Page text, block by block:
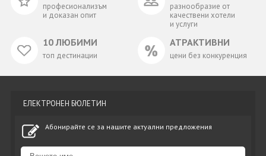
професионализъм
и доказан опит
разнообразие от
качествени хотели
и услуги
10 ЛЮБИМИ
топ дестинации
АТРАКТИВНИ
цени без конкуренция
ЕЛЕКТРОНЕН БЮЛЕТИН
Абонирайте се за нашите актуални предложения